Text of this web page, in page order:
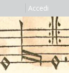
Accedi